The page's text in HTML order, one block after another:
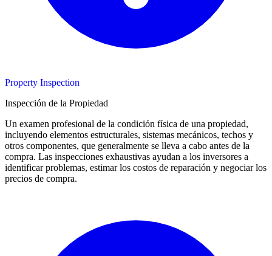
Property Inspection
Inspección de la Propiedad
Un examen profesional de la condición física de una propiedad,
incluyendo elementos estructurales, sistemas mecánicos, techos y
otros componentes, que generalmente se lleva a cabo antes de la
compra. Las inspecciones exhaustivas ayudan a los inversores a
identificar problemas, estimar los costos de reparación y negociar los
precios de compra.